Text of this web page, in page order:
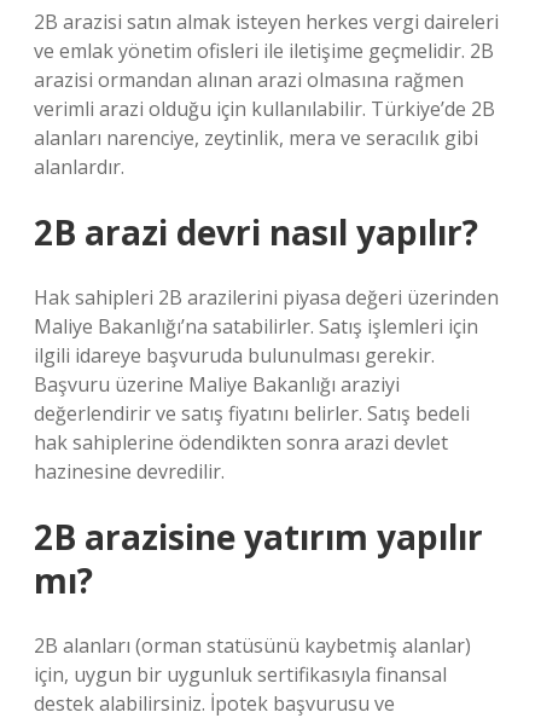
2B arazisi satın almak isteyen herkes vergi daireleri
ve emlak yönetim ofisleri ile iletişime geçmelidir. 2B
arazisi ormandan alınan arazi olmasına rağmen
verimli arazi olduğu için kullanılabilir. Türkiye’de 2B
alanları narenciye, zeytinlik, mera ve seracılık gibi
alanlardır.
2B arazi devri nasıl yapılır?
Hak sahipleri 2B arazilerini piyasa değeri üzerinden
Maliye Bakanlığı’na satabilirler. Satış işlemleri için
ilgili idareye başvuruda bulunulması gerekir.
Başvuru üzerine Maliye Bakanlığı araziyi
değerlendirir ve satış fiyatını belirler. Satış bedeli
hak sahiplerine ödendikten sonra arazi devlet
hazinesine devredilir.
2B arazisine yatırım yapılır
mı?
2B alanları (orman statüsünü kaybetmiş alanlar)
için, uygun bir uygunluk sertifikasıyla finansal
destek alabilirsiniz. İpotek başvurusu ve